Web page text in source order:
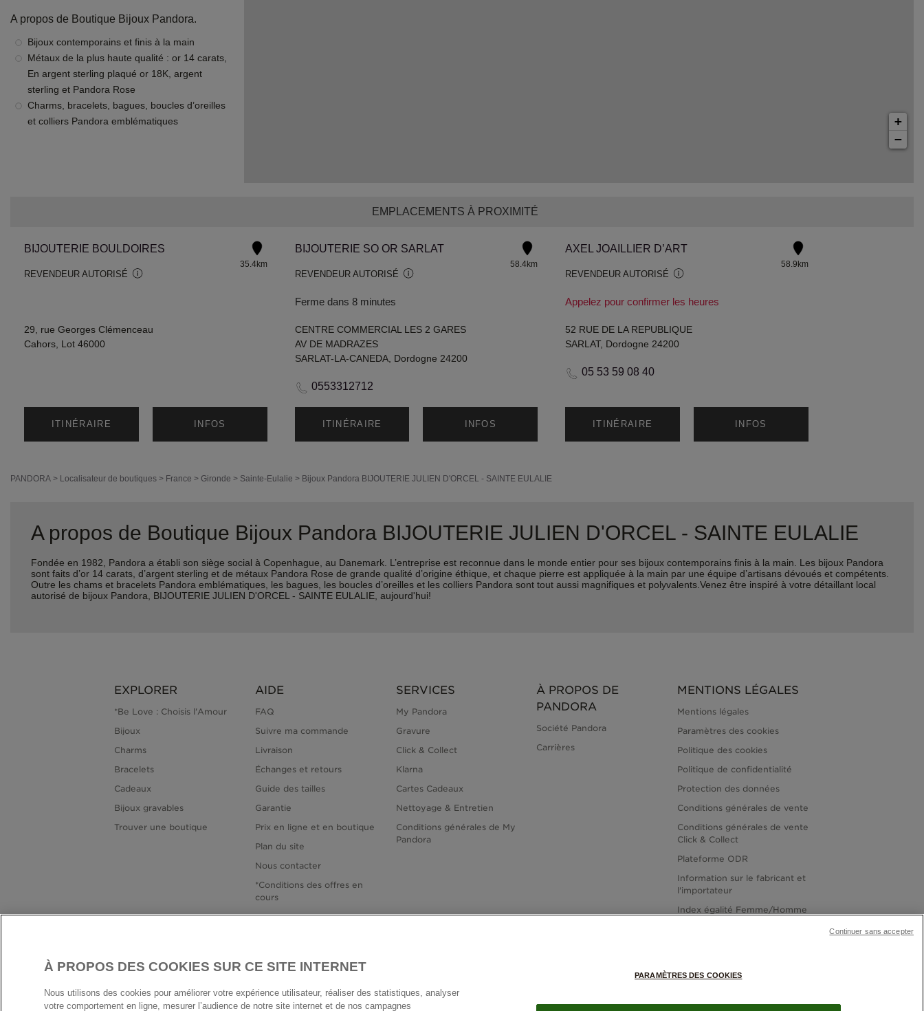
A propos de Boutique Bijoux Pandora.
Bijoux contemporains et finis à la main
Métaux de la plus haute qualité : or 14 carats,
En argent sterling plaqué or 18K, argent
sterling et Pandora Rose
Charms, bracelets, bagues, boucles d’oreilles
et colliers Pandora emblématiques
+
−
EMPLACEMENTS À PROXIMITÉ
BIJOUTERIE BOULDOIRES
REVENDEUR AUTORISÉ
35.4km
29, rue Georges Clémenceau
Cahors, Lot 46000
ITINÉRAIRE INFOS
BIJOUTERIE SO OR SARLAT
REVENDEUR AUTORISÉ
Ferme dans 8 minutes
58.4km
CENTRE COMMERCIAL LES 2 GARES
AV DE MADRAZES
SARLAT-LA-CANEDA, Dordogne 24200
0553312712
ITINÉRAIRE INFOS
AXEL JOAILLIER D’ART
REVENDEUR AUTORISÉ
Appelez pour confirmer les heures
58.9km
52 RUE DE LA REPUBLIQUE
SARLAT, Dordogne 24200
05 53 59 08 40
ITINÉRAIRE INFOS
PANDORA > Localisateur de boutiques > France > Gironde > Sainte-Eulalie > Bijoux Pandora BIJOUTERIE JULIEN D'ORCEL - SAINTE EULALIE
A propos de Boutique Bijoux Pandora BIJOUTERIE JULIEN D'ORCEL - SAINTE EULALIE
Fondée en 1982, Pandora a établi son siège social à Copenhague, au Danemark. L’entreprise est reconnue dans le monde entier pour ses bijoux contemporains finis à la main. Les bijoux Pandora
sont faits d’or 14 carats, d’argent sterling et de métaux Pandora Rose de grande qualité d’origine éthique, et chaque pierre est appliquée à la main par une équipe d’artisans dévoués et compétents.
Outre les chams et bracelets Pandora emblématiques, les bagues, les boucles d’oreilles et les colliers Pandora sont tout aussi magnifiques et polyvalents.Venez être inspiré à votre détaillant local
autorisé de bijoux Pandora, BIJOUTERIE JULIEN D'ORCEL - SAINTE EULALIE, aujourd'hui!
EXPLORER
*Be Love : Choisis l'Amour
Bijoux
Charms
Bracelets
Cadeaux
Bijoux gravables
Trouver une boutique
AIDE
FAQ
Suivre ma commande
Livraison
Échanges et retours
Guide des tailles
Garantie
Prix en ligne et en boutique
Plan du site
Nous contacter
*Conditions des offres en
cours
SERVICES
My Pandora
Gravure
Click & Collect
Klarna
Cartes Cadeaux
Nettoyage & Entretien
Conditions générales de My
Pandora
À PROPOS DE
PANDORA
Société Pandora
Carrières
MENTIONS LÉGALES
Mentions légales
Paramètres des cookies
Politique des cookies
Politique de confidentialité
Protection des données
Conditions générales de vente
Conditions générales de vente
Click & Collect
Plateforme ODR
Information sur le fabricant et
l'importateur
Index égalité Femme/Homme
À PROPOS DES COOKIES SUR CE SITE INTERNET
Nous utilisons des cookies pour améliorer votre expérience utilisateur, réaliser des statistiques, analyser
votre comportement en ligne, mesurer l’audience de notre site internet et de nos campagnes
PARAMÈTRES DES COOKIES
Continuer sans accepter